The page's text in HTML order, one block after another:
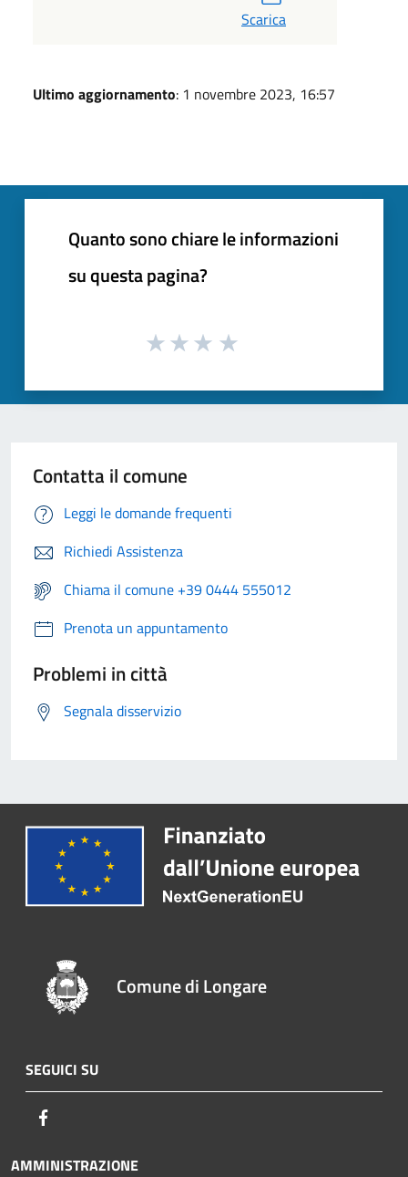
Scarica
Ultimo aggiornamento: 1 novembre 2023, 16:57
Quanto sono chiare le informazioni
su questa pagina?
Contatta il comune
Leggi le domande frequenti
Richiedi Assistenza
Chiama il comune +39 0444 555012
Prenota un appuntamento
Problemi in città
Segnala disservizio
Comune di Longare
SEGUICI SU
AMMINISTRAZIONE